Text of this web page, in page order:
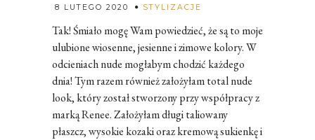
8 LUTEGO 2020 STYLIZACJE
Tak! Śmiało mogę Wam powiedzieć, że są to moje
ulubione wiosenne, jesienne i zimowe kolory. W
odcieniach nude mogłabym chodzić każdego
dnia! Tym razem również założyłam total nude
look, który został stworzony przy współpracy z
marką Renee. Założyłam długi taliowany
płaszcz, wysokie kozaki oraz kremową sukienkę i